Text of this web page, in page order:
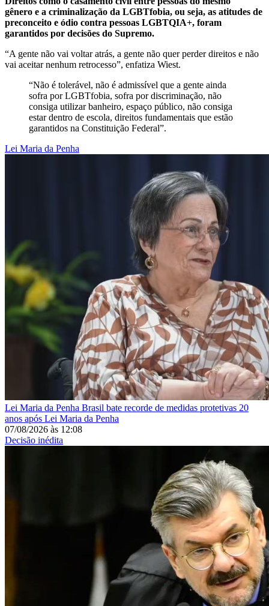
gênero e a criminalização da LGBTfobia, ou seja, as atitudes de
preconceito e ódio contra pessoas LGBTQIA+, foram
garantidos por decisões do Supremo.
“A gente não vai voltar atrás, a gente não quer perder direitos e não
vai aceitar nenhum retrocesso”, enfatiza Wiest.
“Não é tolerável, não é admissível que a gente ainda
sofra por LGBTfobia, sofra por discriminação, não
consiga utilizar banheiro, espaço público, não consiga
estar dentro de escola, direitos fundamentais que estão
garantidos na Constituição Federal”.
Lei Maria da Penha
Lei Maria da Penha Brasil bate recorde de medidas protetivas 20
anos após Lei Maria da Penha
07/08/2026 às 12:08
Decisão inédita